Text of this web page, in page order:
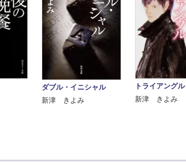
ダブル・イニシャル
新津 きよみ
トライアングル
新津 きよみ